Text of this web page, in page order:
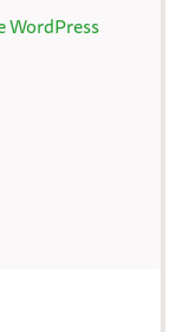
WordPress